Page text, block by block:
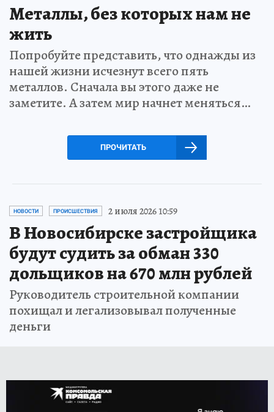
Металлы, без которых нам не
жить
Попробуйте представить, что однажды из
нашей жизни исчезнут всего пять
металлов. Сначала вы этого даже не
заметите. А затем мир начнет меняться…
ПРОЧИТАТЬ
НОВОСТИ ПРОИСШЕСТВИЯ 2 июля 2026 10:59
В Новосибирске застройщика
будут судить за обман 330
дольщиков на 670 млн рублей
Руководитель строительной компании
похищал и легализовывал полученные
деньги